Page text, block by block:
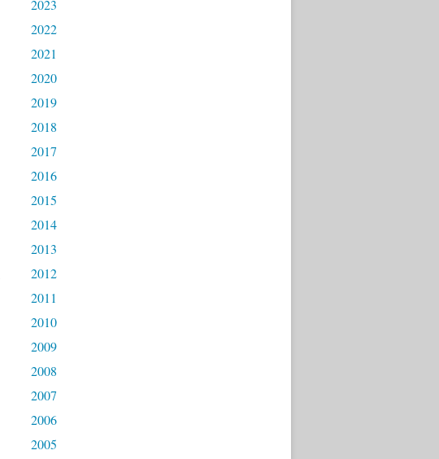
2023
2022
2021
2020
2019
2018
2017
2016
2015
2014
2013
2012
2011
2010
2009
2008
2007
2006
2005